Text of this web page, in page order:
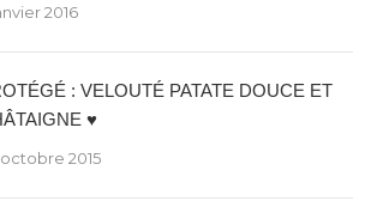
2016
: VELOUTÉ PATATE DOUCE ET
♥
2015